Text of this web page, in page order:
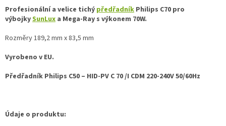
Profesionální a velice tichý předřadník Philips C70 pro
výbojkySunLux a Mega-Ray s výkonem 70W.
Rozměry 189,2 mm x 83,5 mm
Vyrobeno v EU.
Předřadník Philips C50 – HID-PV C 70 /I CDM 220-240V 50/60Hz
Údaje o produktu: